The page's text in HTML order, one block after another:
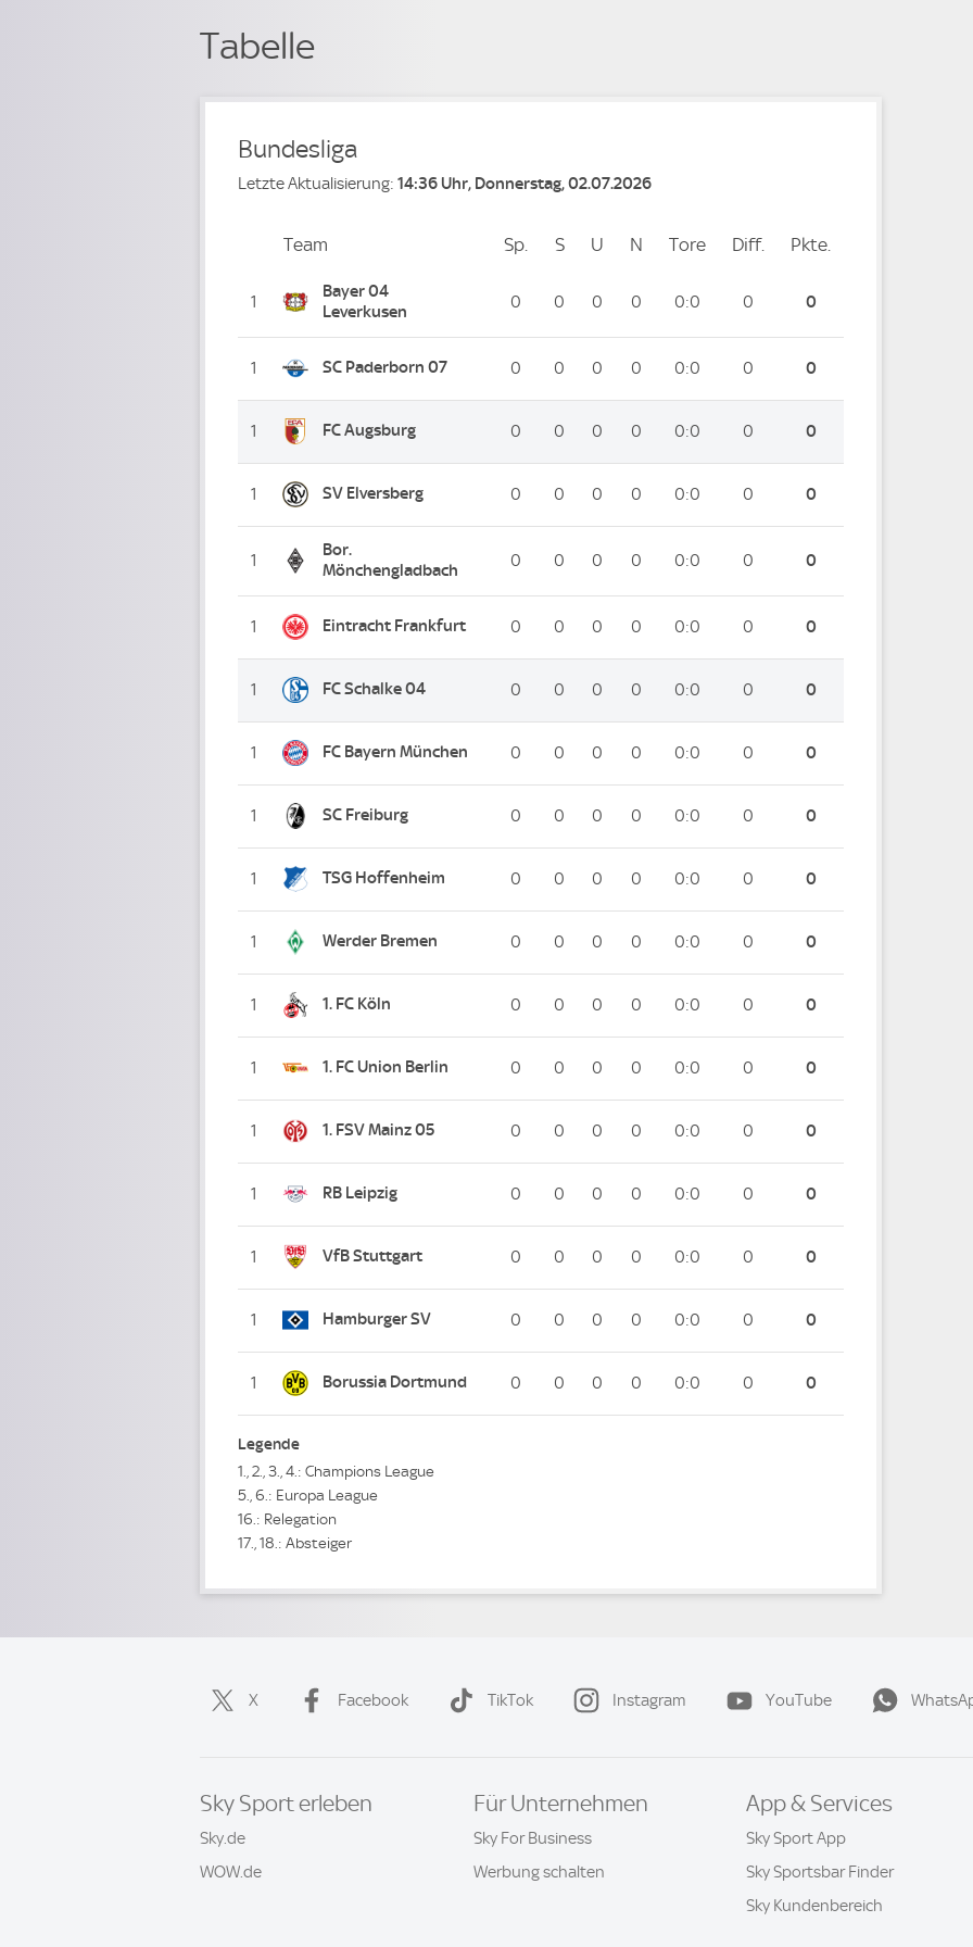
Tabelle
Bundesliga
Letzte Aktualisierung: 14:36 Uhr, Donnerstag, 02.07.2026
PlatzTeam Sp. Spiele
SSiege
U Unentschieden
N Niederlagen
Tore ToreDiff. Differenz
Pkte.
1
Bayer 04
Leverkusen
0 0 0 0 0:0 0 0
1 SC Paderborn 07 0 0 0 0 0:0 0 0
1 FC Augsburg 0 0 0 0 0:0 0 0
1 SV Elversberg 0 0 0 0 0:0 0 0
1
Bor.
Mönchengladbach
0 0 0 0 0:0 0 0
1 Eintracht Frankfurt 0 0 0 0 0:0 0 0
1 FC Schalke 04 0 0 0 0 0:0 0 0
1 FC Bayern München 0 0 0 0 0:0 0 0
1 SC Freiburg 0 0 0 0 0:0 0 0
1 TSG Hoffenheim 0 0 0 0 0:0 0 0
1 Werder Bremen 0 0 0 0 0:0 0 0
1 1. FC Köln 0 0 0 0 0:0 0 0
1 1. FC Union Berlin 0 0 0 0 0:0 0 0
1 1. FSV Mainz 05 0 0 0 0 0:0 0 0
1 RB Leipzig 0 0 0 0 0:0 0 0
1 VfB Stuttgart 0 0 0 0 0:0 0 0
1 Hamburger SV 0 0 0 0 0:0 0 0
1 Borussia Dortmund 0 0 0 0 0:0 0 0
Legende
1., 2., 3., 4.: Champions League
5., 6.: Europa League
16.: Relegation
17., 18.: Absteiger
X Facebook TikTok Instagram YouTube
Sky Sport erleben
Sky.de
WOW.de
Für Unternehmen
Sky For Business
Werbung schalten
App & Services
Sky Sport App
Sky Sportsbar Finder
Sky Kundenbereich